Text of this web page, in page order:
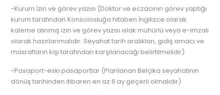
-Kurum İzin ve görev yazısı (Doktor ve eczacının görev yaptığı
kurum tarafından Konsolosluğa hitaben İngilizce olarak
kaleme alınmış izin ve görev yazısı ıslak mühürlü veya e-imzalı
olarak hazırlanmalıdır. Seyahat tarih aralıkları, gidiş amacı ve
masrafların kişi tarafından karşılanacağı belirtilmelidir)
-Pasaport-eski pasaportlar (Planlanan Belçika seyahatinin
dönüş tarihinden itibaren en az 6 ay geçerli olmalıdır)